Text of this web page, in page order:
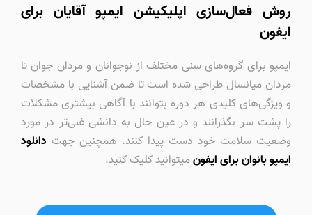
روش فعال‌سازی اپلیکیشن ایمپو آقایان برای
ایفون
ایمپو برای گروه‌های سنی مختلف از نوجوانان و مردان جوان تا
مردان میانسال طراحی شده است تا ضمن آشنایی با مشخصات
و ویژگی‌های کلیدی هر دوره بتوانند با آگاهی بیشتری مشکلات
را پشت سر بگذرانند و در عین حال به دانشی غنی‌تر در مورد
وضعیت سلامت خود دست پیدا کنند. همچنین جهت دانلود
ایمپو بانوان برای ایفونمیتوانید کلیک کنید.